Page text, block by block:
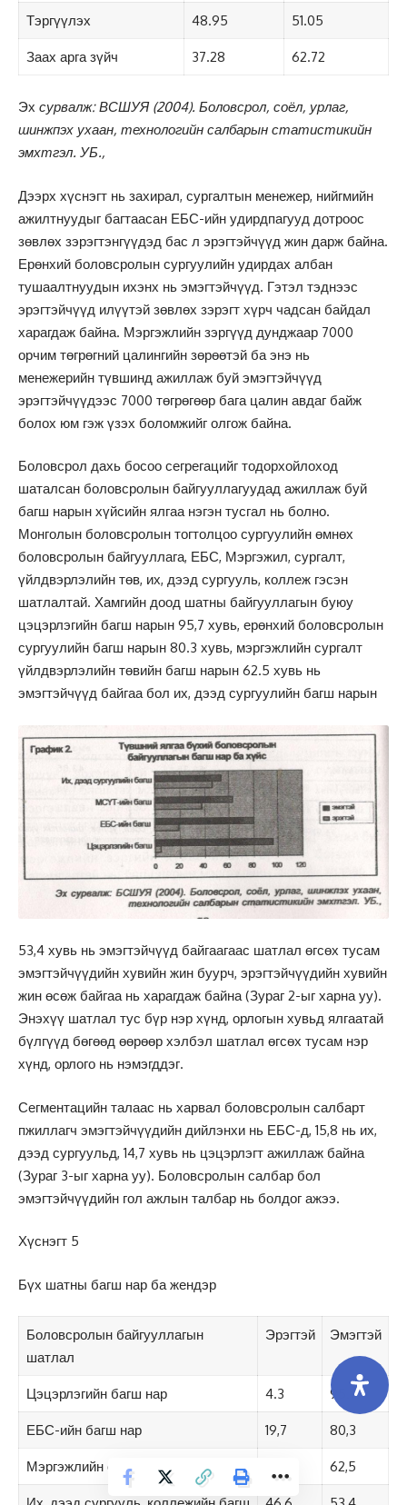
Тэргүүлэх 48.95 51.05
Заах арга зүйч 37.28 62.72
Эх сурвалж: ВСШУЯ (2004). Боловсрол, соёл, урлаг,
шинжпэх ухаан, технологийн салбарын статистикийн
эмхтгэл. УБ.,
Дээрх хүснэгт нь захирал, сургалтын менежер, нийгмийн
ажилтнуудыг багтаасан ЕБС-ийн удирдпагууд дотроос
зөвлөх зэрэгтэнгүүдэд бас л эрэгтэйчүүд жин дарж байна.
Ерөнхий боловсролын сургуулийн удирдах албан
тушаалтнуудын ихэнх нь эмэгтэйчүүд. Гэтэл тэднээс
эрэгтэйчүүд илүүтэй зөвлөх зэрэгт хүрч чадсан байдал
харагдаж байна. Мэргэжлийн зэргүүд дунджаар 7000
орчим төгрөгний цалингийн зөрөөтэй ба энэ нь
менежерийн түвшинд ажиллаж буй эмэгтэйчүүд
эрэгтэйчүүдээс 7000 төгрөгөөр бага цалин авдаг байж
болох юм гэж үзэх боломжийг олгож байна.
Боловсрол дахь босоо сегрегацийг тодорхойлоход
шаталсан боловсролын байгууллагуудад ажиллаж буй
багш нарын хүйсийн ялгаа нэгэн тусгал нь болно.
Монголын боловсролын тогтолцоо сургуулийн өмнөх
боловсролын байгууллага, ЕБС, Мэргэжил, сургалт,
үйлдвэрлэлийн төв, их, дээд сургууль, коллеж гэсэн
шатлалтай. Хамгийн доод шатны байгууллагын буюу
цэцэрлэгийн багш нарын 95,7 хувь, ерөнхий боловсролын
сургуулийн багш нарын 80.3 хувь, мэргэжлийн сургалт
үйлдвэрлэлийн төвийн багш нарын 62.5 хувь нь
эмэгтэйчүүд байгаа бол их, дээд сургуулийн багш нарын
53,4 хувь нь эмэгтэйчүүд байгаагаас шатлал өгсөх тусам
эмэгтэйчүүдийн хувийн жин буурч, эрэгтэйчүүдийн хувийн
жин өсөж байгаа нь харагдаж байна (Зураг 2-ыг харна уу).
Энэхүү шатлал тус бүр нэр хүнд, орлогын хувьд ялгаатай
бүлгүүд бөгөөд өөрөөр хэлбэл шатлал өгсөх тусам нэр
хүнд, орлого нь нэмэгддэг.
Сегментацийн талаас нь харвал боловсролын салбарт
пжиллагч эмэгтэйчүүдийн дийлэнхи нь ЕБС-д, 15,8 нь их,
дээд сургуульд, 14,7 хувь нь цэцэрлэгт ажиллаж байна
(Зураг 3-ыг харна уу). Боловсролын салбар бол
эмэгтэйчүүдийн гол ажлын талбар нь болдог ажээ.
Хүснэгт 5
Бүх шатны багш нар ба жендэр
Боловсролын байгууллагын
шатлал
Эрэгтэй Эмэгтэй
Цэцэрлэгийн багш нар 4.3 95.7
ЕБС-ийн багш нар 19,7 80,3
Мэргэжлийн сургуулийнбагш нар 62,5